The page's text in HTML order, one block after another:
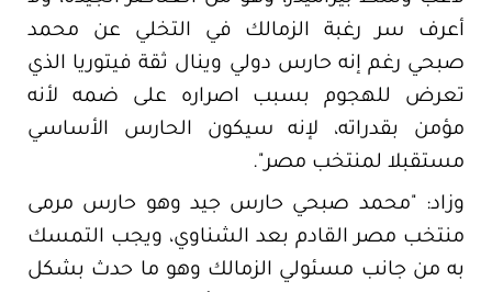
أعرف سر رغبة الزمالك في التخلي عن محمد
صبحي رغم إنه حارس دولي وينال ثقة فيتوريا الذي
تعرض للهجوم بسبب اصراره على ضمه لأنه
مؤمن بقدراته، لإنه سيكون الحارس الأساسي
مستقبلا لمنتخب مصر".
وزاد: "محمد صبحي حارس جيد وهو حارس مرمى
منتخب مصر القادم بعد الشناوي، ويجب التمسك
به من جانب مسئولي الزمالك وهو ما حدث بشكل